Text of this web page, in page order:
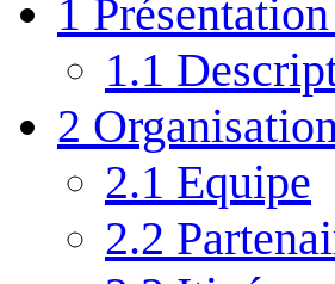
1
1.1
2 Organisation
2.1 Equipe
2.2